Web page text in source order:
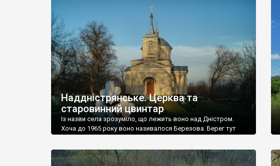
виявилося більше семи гектарів. Перше враження про
абсолютну звичайність польського цвинтаря виявилося
оманливим – […]
Наддністрянське. Церква та
старовинний цвинтар
Із назви села зрозуміло, що лежить воно над Дністром.
Хоча до 1965 року воно називалося Березова. Берег тут
Наддністрянське відрізняється від більшості навколишніх